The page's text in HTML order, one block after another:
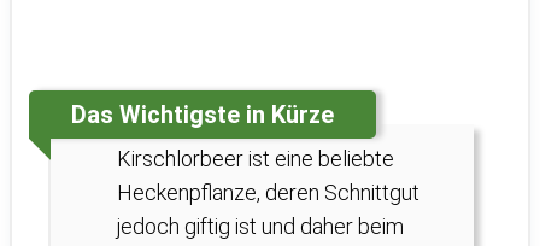
Das Wichtigste in Kürze
Kirschlorbeer ist eine beliebte
Heckenpflanze, deren Schnittgut
jedoch giftig ist und daher beim